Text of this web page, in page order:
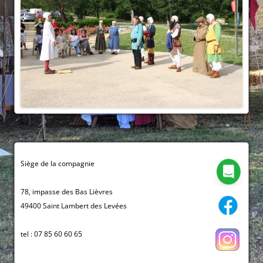
Siège de la compagnie
78, impasse des Bas Lièvres
49400 Saint Lambert des Levées
tel : 07 85 60 60 65